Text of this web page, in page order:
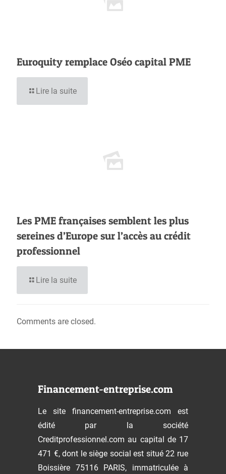
Euroquity remplace Oséo capital PME
Lire la suite
Les PME françaises semblent les plus
sereines d’Europe sur l’accès au crédit
professionnel
Lire la suite
Comments are closed.
Financement-entreprise.com
Le site financement-entreprise.com est
édité par la société
Creditprofessionnel.com au capital de 17
471 €, dont le siège social est situé 22 rue
Boissière 75116 PARIS, immatriculée à